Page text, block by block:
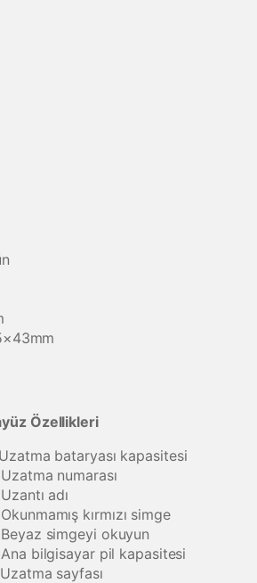
Özellikleri
bataryası kapasitesi
numarası
adı
kırmızı simge
simgeyi okuyun
bilgisayar pil kapasitesi
sayfası